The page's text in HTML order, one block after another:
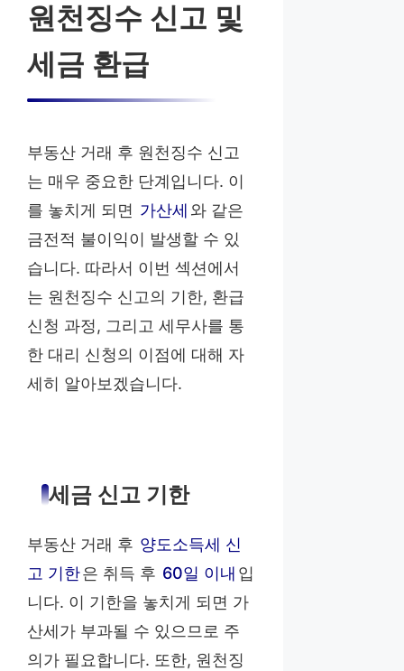
원천징수 신고 및
세금 환급
부동산 거래 후 원천징수 신고
는 매우 중요한 단계입니다. 이
를 놓치게 되면 가산세 와 같은
금전적 불이익이 발생할 수 있
습니다. 따라서 이번 섹션에서
는 원천징수 신고의 기한, 환급
신청 과정, 그리고 세무사를 통
한 대리 신청의 이점에 대해 자
세히 알아보겠습니다.
세금 신고 기한
부동산 거래 후 양도소득세 신
고 기한은 취득 후 60일 이내 입
니다. 이 기한을 놓치게 되면 가
산세가 부과될 수 있으므로 주
의가 필요합니다. 또한, 원천징